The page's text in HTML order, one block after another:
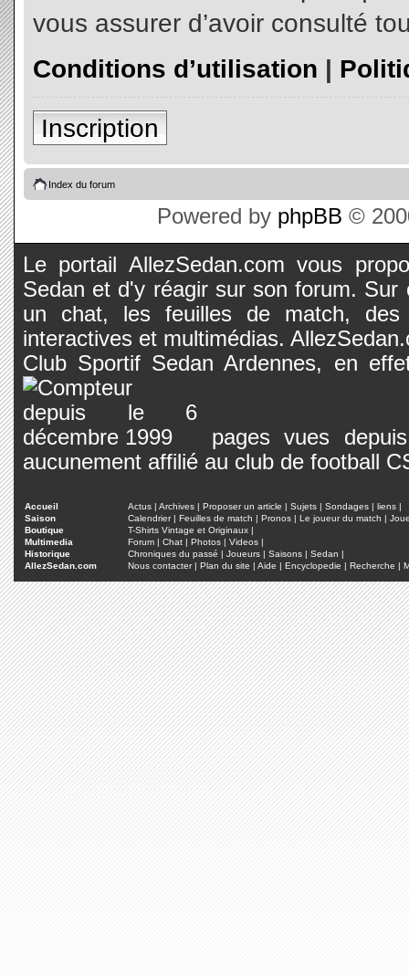
vous assurer d’avoir consulté
Conditions d’utilisation |
Inscription
Index du forum
Powered by phpBB ©
Le portail AllezSedan.com vous
Sedan et d'y réagir sur son forum.
un chat, les feuilles de match, des
interactives et multimédias.
Club Sportif Sedan Ardennes, en
pages vues
aucunement affilié au club de football
Accueil Actus | Archives | Proposer un article | Sujets | Sondages | liens |
Saison
Calendrier| Feuilles de match | Pronos | Le joueur du match |
Boutique
T-Shirts Vintage et Originaux |
Multimedia
Forum | Chat | Photos | Videos |
Historique
Chroniques du passé | Joueurs | Saisons | Sedan |
AllezSedan.com
Nous contacter| Plan du site | Aide | Encyclopedie | Recherche |